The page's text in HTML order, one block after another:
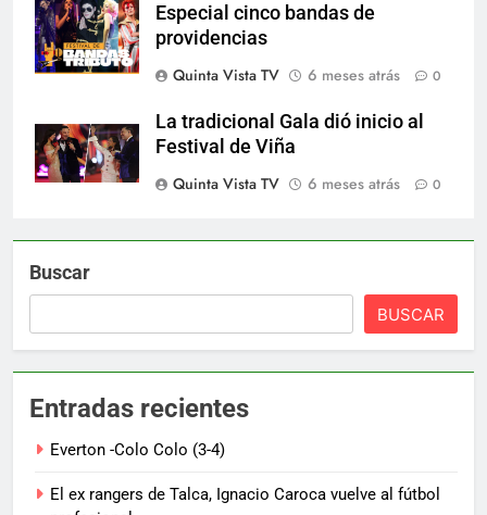
Especial cinco bandas de
providencias
Quinta Vista TV
6 meses atrás 0
La tradicional Gala dió inicio al
Festival de Viña
Quinta Vista TV
6 meses atrás 0
Buscar
BUSCAR
Entradas recientes
Everton -Colo Colo (3-4)
El ex rangers de Talca, Ignacio Caroca vuelve al fútbol